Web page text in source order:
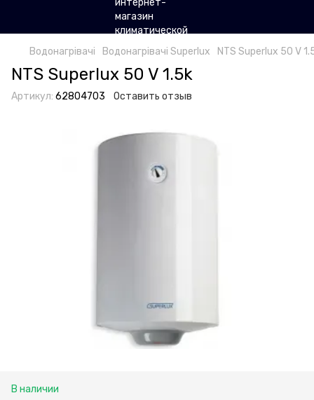
Водонагрівачі Водонагрівачі Superlux NTS Superlux 50 V
NTS Superlux 50 V 1.5k
Артикул: 62804703 Оставить отзыв
В наличии